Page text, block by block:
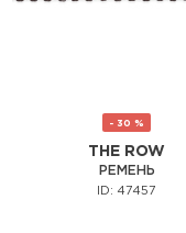
- 30 %
THE ROW
РЕМЕНЬ
ID: 47457